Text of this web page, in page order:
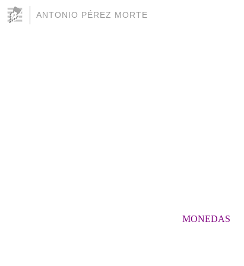
ANTONIO PÉREZ MORTE
MONEDAS